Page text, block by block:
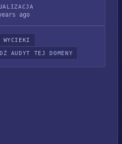
ago
WYCIEKI
AUDYT TEJ DOMENY